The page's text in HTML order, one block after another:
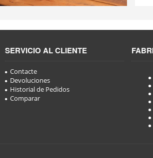
SERVICIO AL CLIENTE
Contacte
Devoluciones
Historial de Pedidos
Comparar